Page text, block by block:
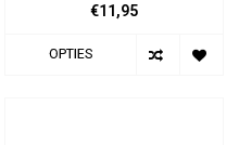
€11,95
OPTIES